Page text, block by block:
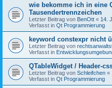
wie bekomme ich in eine
Tausendertrennzeichen
Letzter Beitrag von BenOtt « 14.
Verfasst in Qt Programmierung
keyword constexpr nicht
Letzter Beitrag von
Verfasst in
QTableWidget / Header-
Letzter Beitrag von Schleifchen «
Verfasst in Qt Programmierung